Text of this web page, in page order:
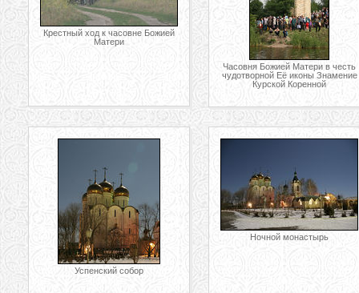
Крестный ход к часовне Божией
Матери
Часовня Божией Матери в честь
чудотворной Её иконы Знамение
Курской Коренной
Успенский собор
Ночной монастырь